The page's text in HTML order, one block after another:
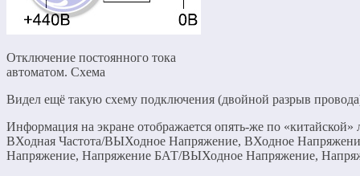
Отключение постоянного тока
автоматом. Схема
Видел ещё такую схему подключения (двойной разрыв
Информация на экране отображается опять-же по
ВХодная Частота/ВЫХодное Напряжение, ВХодное
Напряжение, Напряжение БАТ/ВЫХодное Напряжение,